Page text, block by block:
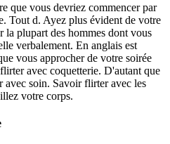
que vous devriez commencer par
Tout d. Ayez plus évident de votre
la plupart des hommes dont vous
verbalement. En anglais est
vous approcher de votre soirée
avec coquetterie. D'autant que
avec soin. Savoir flirter avec les
votre corps.